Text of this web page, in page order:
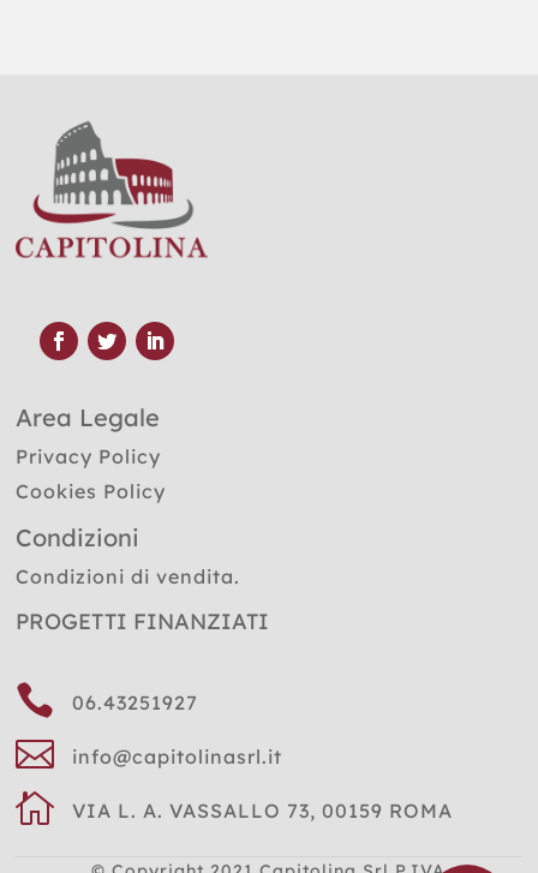
Area Legale
Privacy Policy
Cookies Policy
Condizioni
Condizioni di vendita.
PROGETTI FINANZIATI
 06.43251927
 info@capitolinasrl.it
 VIA L. A. VASSALLO 73, 00159 ROMA